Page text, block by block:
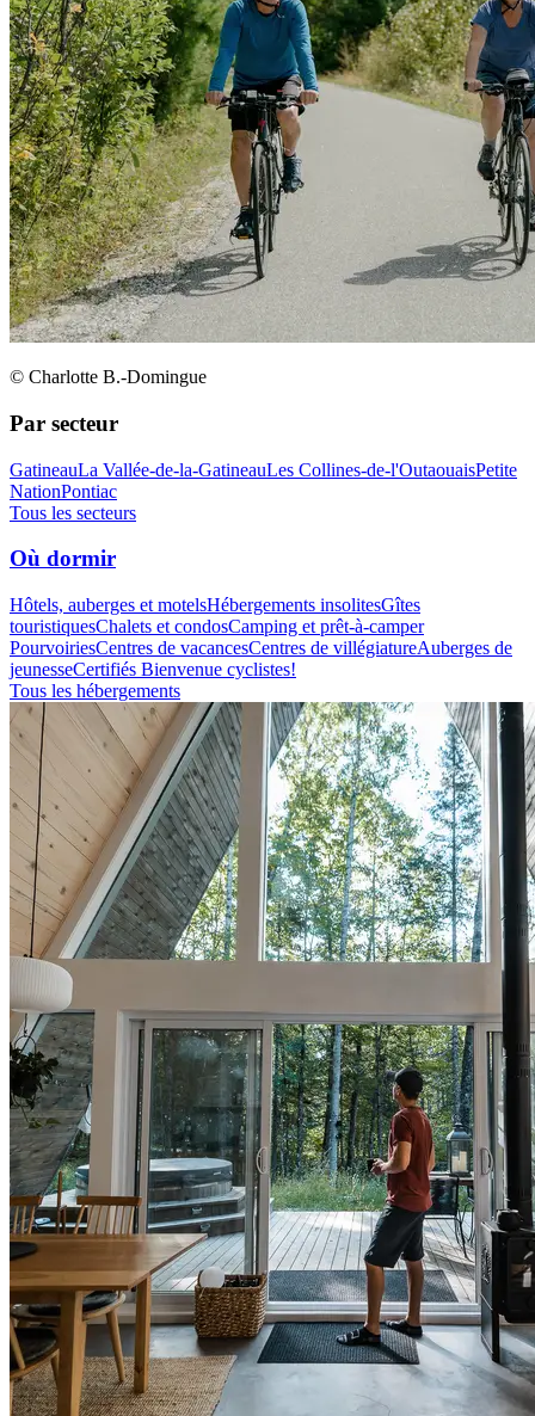
© Charlotte B.-Domingue
Par secteur
GatineauLa Vallée-de-la-GatineauLes Collines-de-l'OutaouaisPetite
NationPontiac
Tous les secteurs
Où dormir
Hôtels, auberges et motelsHébergements insolitesGîtes
touristiquesChalets et condosCamping et prêt-à-camper
PourvoiriesCentres de vacancesCentres de villégiatureAuberges de
jeunesseCertifiés Bienvenue cyclistes!
Tous les hébergements